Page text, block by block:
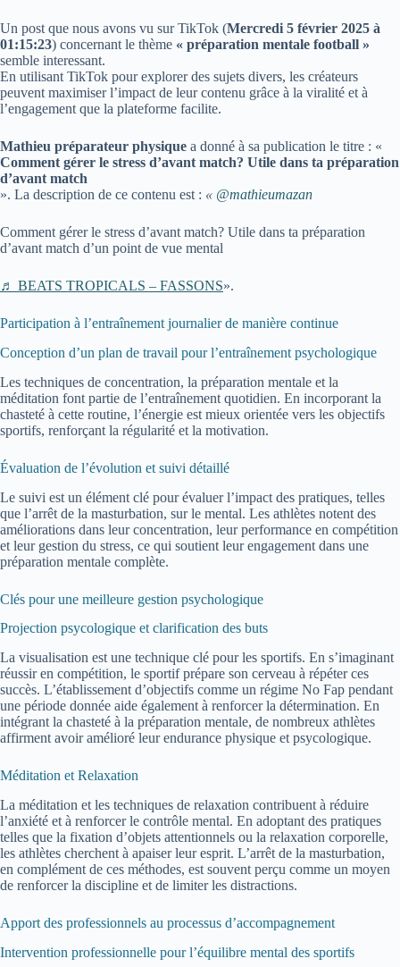
Un post que nous avons vu sur TikTok (Mercredi 5 février 2025 à
01:15:23) concernant le thème « préparation mentale football »
semble interessant.
En utilisant TikTok pour explorer des sujets divers, les créateurs
peuvent maximiser l’impact de leur contenu grâce à la viralité et à
l’engagement que la plateforme facilite.
Mathieu préparateur physique a donné à sa publication le titre : «
Comment gérer le stress d’avant match? Utile dans ta préparation
d’avant match
». La description de ce contenu est : « @mathieumazan
Comment gérer le stress d’avant match? Utile dans ta préparation
d’avant match d’un point de vue mental
♬ BEATS TROPICALS – FASSONS».
Participation à l’entraînement journalier de manière continue
Conception d’un plan de travail pour l’entraînement psychologique
Les techniques de concentration, la préparation mentale et la
méditation font partie de l’entraînement quotidien. En incorporant la
chasteté à cette routine, l’énergie est mieux orientée vers les objectifs
sportifs, renforçant la régularité et la motivation.
Évaluation de l’évolution et suivi détaillé
Le suivi est un élément clé pour évaluer l’impact des pratiques, telles
que l’arrêt de la masturbation, sur le mental. Les athlètes notent des
améliorations dans leur concentration, leur performance en compétition
et leur gestion du stress, ce qui soutient leur engagement dans une
préparation mentale complète.
Clés pour une meilleure gestion psychologique
Projection psycologique et clarification des buts
La visualisation est une technique clé pour les sportifs. En s’imaginant
réussir en compétition, le sportif prépare son cerveau à répéter ces
succès. L’établissement d’objectifs comme un régime No Fap pendant
une période donnée aide également à renforcer la détermination. En
intégrant la chasteté à la préparation mentale, de nombreux athlètes
affirment avoir amélioré leur endurance physique et psycologique.
Méditation et Relaxation
La méditation et les techniques de relaxation contribuent à réduire
l’anxiété et à renforcer le contrôle mental. En adoptant des pratiques
telles que la fixation d’objets attentionnels ou la relaxation corporelle,
les athlètes cherchent à apaiser leur esprit. L’arrêt de la masturbation,
en complément de ces méthodes, est souvent perçu comme un moyen
de renforcer la discipline et de limiter les distractions.
Apport des professionnels au processus d’accompagnement
Intervention professionnelle pour l’équilibre mental des sportifs